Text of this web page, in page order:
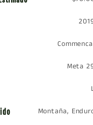
Meta
Montaña,